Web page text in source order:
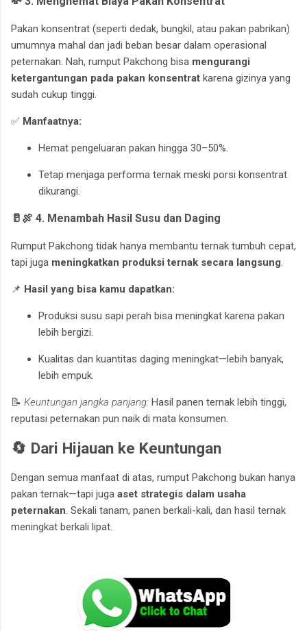
Pakan konsentrat (seperti dedak, bungkil, atau pakan pabrikan)
umumnya mahal dan jadi beban besar dalam operasional
peternakan. Nah, rumput Pakchong bisa mengurangi
ketergantungan pada pakan konsentrat karena gizinya yang
sudah cukup tinggi.
✅ Manfaatnya:
Hemat pengeluaran pakan hingga 30–50%.
Tetap menjaga performa ternak meski porsi konsentrat
dikurangi.
🥛🍖 4. Menambah Hasil Susu dan Daging
Rumput Pakchong tidak hanya membantu ternak tumbuh cepat,
tapi juga meningkatkan produksi ternak secara langsung.
📌 Hasil yang bisa kamu dapatkan:
Produksi susu sapi perah bisa meningkat karena pakan
lebih bergizi.
Kualitas dan kuantitas daging meningkat—lebih banyak,
lebih empuk.
📝 Keuntungan jangka panjang: Hasil panen ternak lebih tinggi,
reputasi peternakan pun naik di mata konsumen.
🔄 Dari Hijauan ke Keuntungan
Dengan semua manfaat di atas, rumput Pakchong bukan hanya
pakan ternak—tapi juga aset strategis dalam usaha
peternakan. Sekali tanam, panen berkali-kali, dan hasil ternak
meningkat berkali lipat.